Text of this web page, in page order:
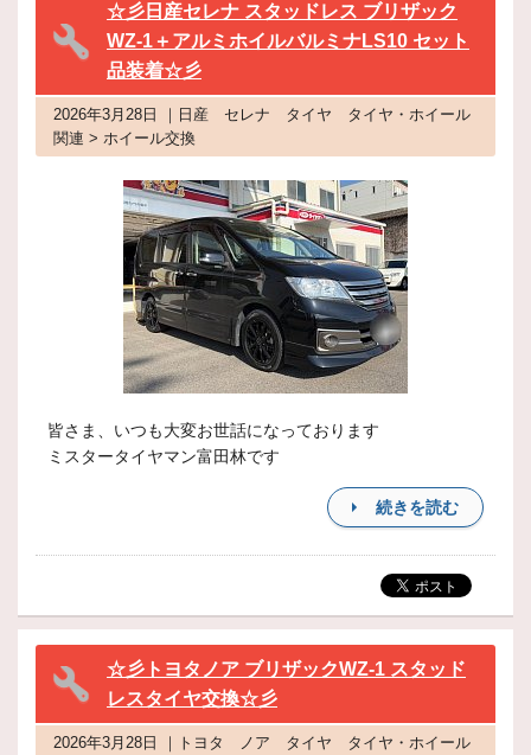
☆彡日産セレナ スタッドレス ブリザック
WZ-1＋アルミホイルバルミナLS10 セット
品装着☆彡
2026年3月28日 ｜日産 セレナ タイヤ タイヤ・ホイール
関連 > ホイール交換
皆さま、いつも大変お世話になっております
ミスタータイヤマン富田林です
続きを読む
☆彡トヨタノア ブリザックWZ-1 スタッド
レスタイヤ交換☆彡
2026年3月28日 ｜トヨタ ノア タイヤ タイヤ・ホイール